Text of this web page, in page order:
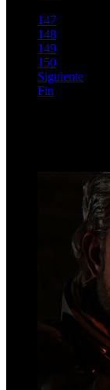
147
148
149
150
Siguiente
Fin